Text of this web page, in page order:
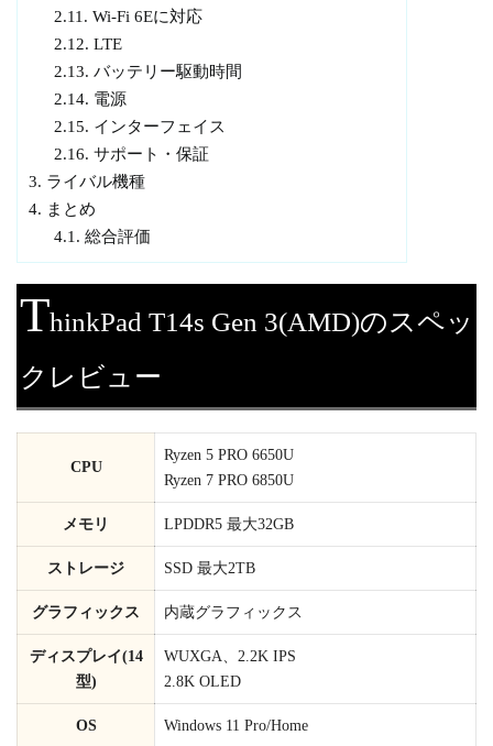
2.11. Wi-Fi 6Eに対応
2.12. LTE
2.13. バッテリー駆動時間
2.14. 電源
2.15. インターフェイス
2.16. サポート・保証
3. ライバル機種
4. まとめ
4.1. 総合評価
ThinkPad T14s Gen 3(AMD)のスペッ
クレビュー
CPU
Ryzen 5 PRO 6650U
Ryzen 7 PRO 6850U
メモリ LPDDR5 最大32GB
ストレージ SSD 最大2TB
グラフィックス 内蔵グラフィックス
ディスプレイ(14
型)
WUXGA、2.2K IPS
2.8K OLED
OS Windows 11 Pro/Home